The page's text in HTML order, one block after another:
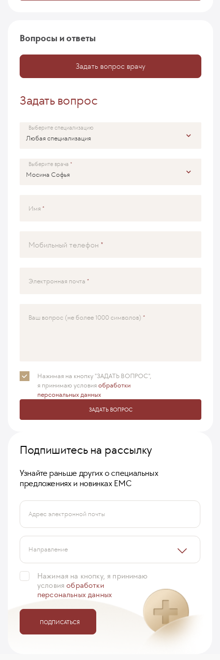
Вопросы и ответы
Задать вопрос врачу
Задать вопрос
Выберите специализацию
Выберите врача
Имя
Мобильный телефон
Электронная почта
Ваш вопрос (не более 1000 символов)
Нажимая на кнопку "ЗАДАТЬ ВОПРОС",
я принимаюусловияобработки
персональных данных
ЗАДАТЬ ВОПРОС
Подпишитесь на рассылку
Узнайте раньше других о специальных
предложениях и новинках ЕМС
Адрес электронной почты
Направление
Нажимая на кнопку, я принимаю
условияобработки
персональных данных
ПОДПИСАТЬСЯ